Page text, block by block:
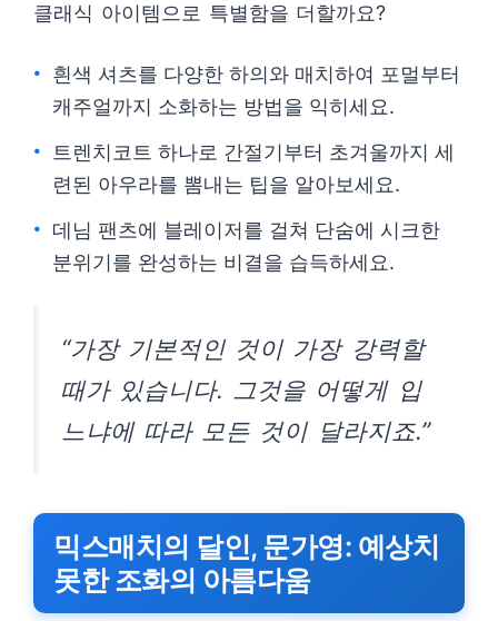
클래식 아이템으로 특별함을 더할까요?
흰색 셔츠를 다양한 하의와 매치하여 포멀부터
캐주얼까지 소화하는 방법을 익히세요.
트렌치코트 하나로 간절기부터 초겨울까지 세
련된 아우라를 뽐내는 팁을 알아보세요.
데님 팬츠에 블레이저를 걸쳐 단숨에 시크한
분위기를 완성하는 비결을 습득하세요.
“가장 기본적인 것이 가장 강력할
때가 있습니다. 그것을 어떻게 입
느냐에 따라 모든 것이 달라지죠.”
믹스매치의 달인, 문가영: 예상치
못한 조화의 아름다움